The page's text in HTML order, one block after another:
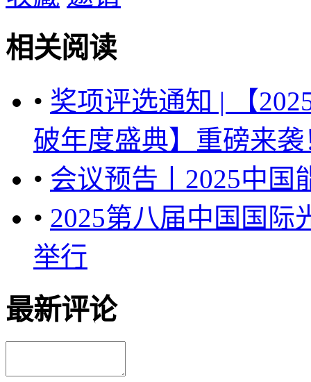
相关阅读
• 奖项评选通知 | 【
破年度盛典】重磅来袭
• 会议预告丨2025中
• 2025第八届中国国际
举行
最新评论